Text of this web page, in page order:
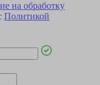
на обработку
Политикой